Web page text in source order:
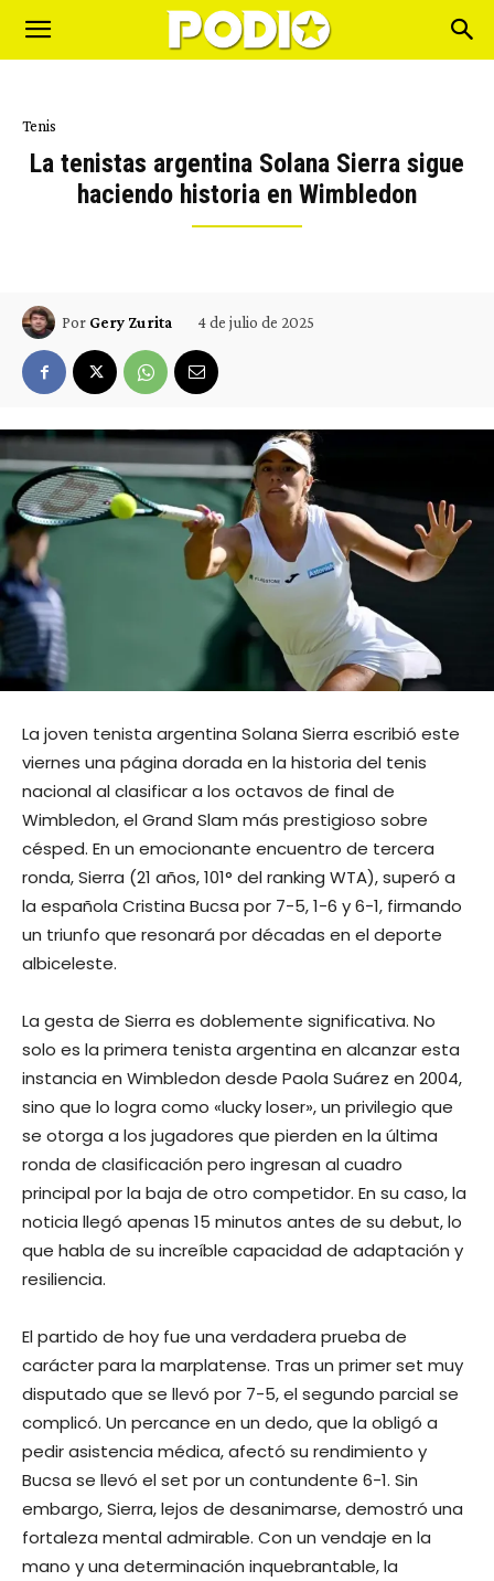
Tenis
La tenistas argentina Solana Sierra sigue
haciendo historia en Wimbledon
Por Gery Zurita 4 de julio de 2025
La joven tenista argentina Solana Sierra escribió este
viernes una página dorada en la historia del tenis
nacional al clasificar a los octavos de final de
Wimbledon, el Grand Slam más prestigioso sobre
césped. En un emocionante encuentro de tercera
ronda, Sierra (21 años, 101° del ranking WTA), superó a
la española Cristina Bucsa por 7-5, 1-6 y 6-1, firmando
un triunfo que resonará por décadas en el deporte
albiceleste.
La gesta de Sierra es doblemente significativa. No
solo es la primera tenista argentina en alcanzar esta
instancia en Wimbledon desde Paola Suárez en 2004,
sino que lo logra como «lucky loser», un privilegio que
se otorga a los jugadores que pierden en la última
ronda de clasificación pero ingresan al cuadro
principal por la baja de otro competidor. En su caso, la
noticia llegó apenas 15 minutos antes de su debut, lo
que habla de su increíble capacidad de adaptación y
resiliencia.
El partido de hoy fue una verdadera prueba de
carácter para la marplatense. Tras un primer set muy
disputado que se llevó por 7-5, el segundo parcial se
complicó. Un percance en un dedo, que la obligó a
pedir asistencia médica, afectó su rendimiento y
Bucsa se llevó el set por un contundente 6-1. Sin
embargo, Sierra, lejos de desanimarse, demostró una
fortaleza mental admirable. Con un vendaje en la
mano y una determinación inquebrantable, la